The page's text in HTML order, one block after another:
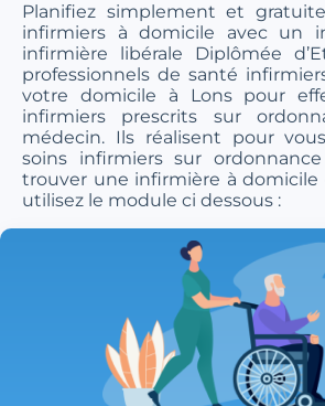
Planifiez simplement et
infirmiers à domicile avec un
infirmière libérale Diplômée
professionnels de santé
votre domicile à Lons pour
infirmiers prescrits sur
médecin. Ils réalisent pour
soins infirmiers sur
trouver une infirmière à domicile
utilisez le module ci dessous :